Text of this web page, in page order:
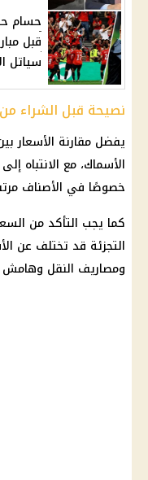
حسام
قبل
سياتل
نصيحة قبل الشراء
يفضل مقارنة الأسعار
الأسماك، مع الانتباه
خصوصًا في الأصناف
كما يجب التأكد من
التجزئة قد تختلف عن
ومصاريف النقل وهامش